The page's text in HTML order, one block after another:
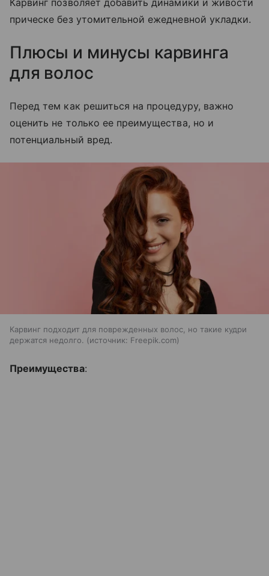
Карвинг позволяет добавить динамики и живости
прическе без утомительной ежедневной укладки.
Плюсы и минусы карвинга
для волос
Перед тем как решиться на процедуру, важно
оценить не только ее преимущества, но и
потенциальный вред.
Карвинг подходит для поврежденных волос, но такие кудри
держатся недолго.
источник: Freepik.com
Преимущества: